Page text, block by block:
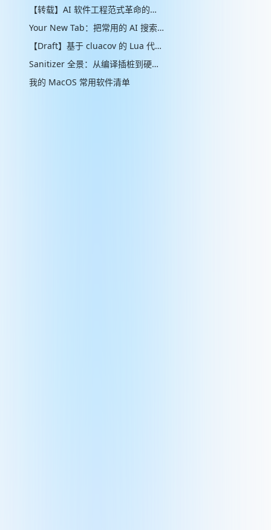
【转载】AI 软件工程范式革命的思考
Your New Tab：把常用的 AI 搜索放进新标签页
【Draft】基于 cluacov 的 Lua 代码分支覆盖率统计：从行级近似到指令级精确
Sanitizer 全景：从编译插桩到硬件标签的内存安全检测演进
我的 MacOS 常用软件清单